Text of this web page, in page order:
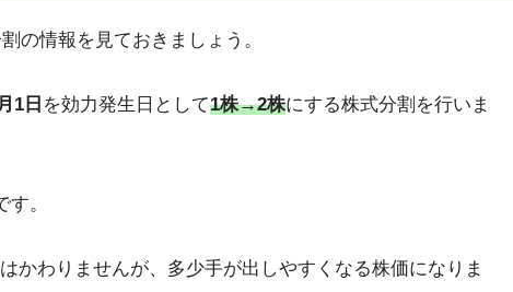
の情報を見ておきましょう。
1日 を効力発生日として1株→2株にする株式分割を行いま
。
かわりませんが、多少手が出しやすくなる株価になりま